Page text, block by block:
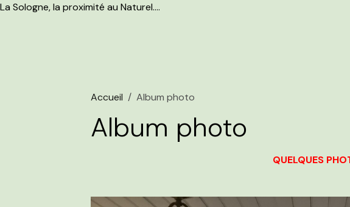
La Sologne, la proximité au Naturel....
Accueil Album photo
Album photo
QUELQUES